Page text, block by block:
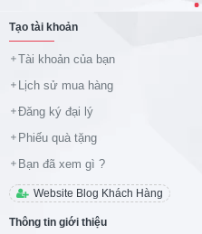
Tạo tài khoản
Tài khoản của bạn
Lịch sử mua hàng
Đăng ký đại lý
Phiếu quà tặng
Bạn đã xem gì ?
Website Blog Khách Hàng
Thông tin giới thiệu